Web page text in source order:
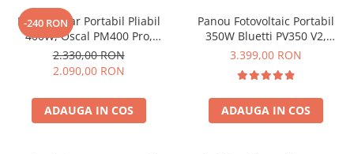
Cauta dupa marca
Bluetti
EcoFlow
Pecron
Oscal
-240 RON
Panou Solar Portabil Pliabil
400W, Oscal PM400 Pro,
Monocristalin, ETFE, IP67
2.330,00 RON
2.090,00 RON
ADAUGA IN COS
Panou Fotovoltaic Portabil
350W Bluetti PV350 V2,
Monocristalin, MC4, ETFE,
3.399,00 RON
ADAUGA IN COS